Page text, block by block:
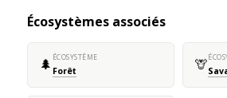
Écosystèmes associés
🌲 ÉCOSYSTÈME
Forêt 🦒